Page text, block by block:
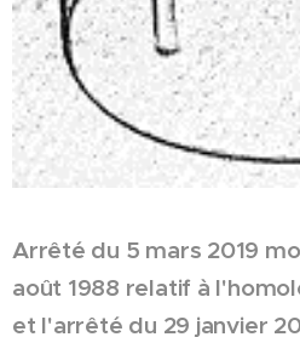
Arrêté du 5 mars 2019
août 1988 relatif à
et l'arrêté du 29 janvier